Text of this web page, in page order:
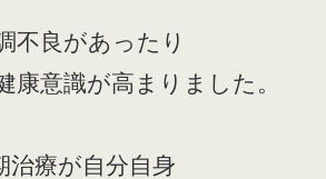
不良があったり
康意識が高まりました。
治療が自分自身